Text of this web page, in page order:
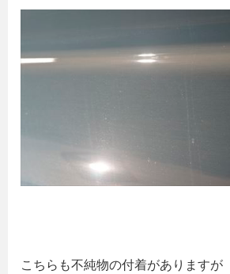
こちらも不純物の付着がありますが